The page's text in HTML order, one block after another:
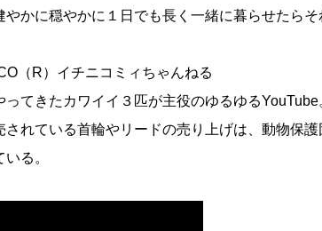
やかに穏やかに１日でも長く一緒に暮らせたらそ
（R）イチニコミィちゃんねる
ってきたカワイイ３匹が主役のゆるゆる
されている首輪やリードの売り上げは、動物保
る。